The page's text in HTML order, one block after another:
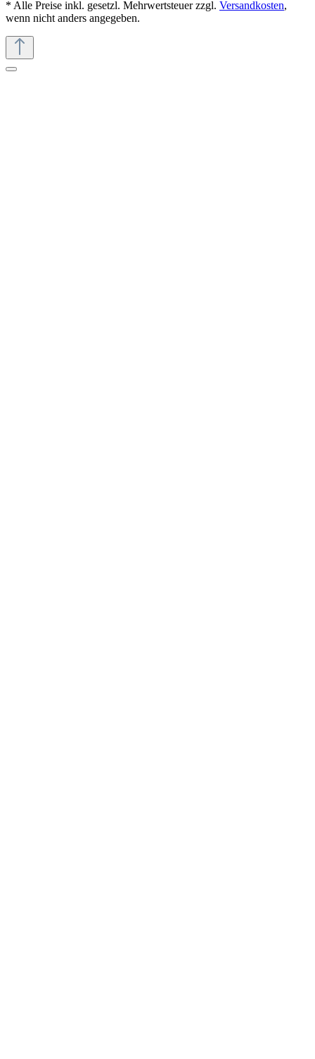
* Alle Preise inkl. gesetzl. Mehrwertsteuer zzgl. Versandkosten,
wenn nicht anders angegeben.